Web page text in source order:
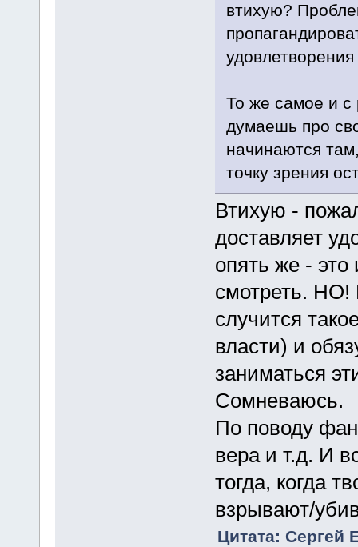
втихую?
То же самое и с
думаешь про
начинаются
точку зрения
Втихую -
доставляет
опять же - это
смотреть. НО!
случится
власти) и
заниматься
Сомневаюсь.
По поводу
вера и т.д. И
тогда, когда
взрывают/
Цитата: Сергей